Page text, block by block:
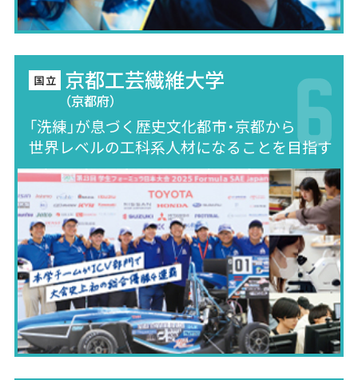
京都工芸繊維大学
（京都府）
「洗練」が息づく歴史文化都市・京都から
世界レベルの工科系人材になることを目指す